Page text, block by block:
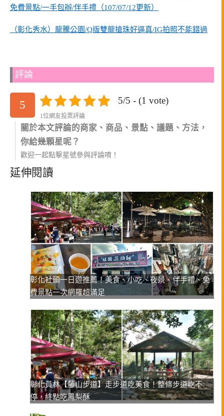
免費景點/一手包辦/伴手禮（107/07/12更新）
（彰化秀水）龍騰公園/Q版雙龍搶珠好逼真/IG拍照不能錯過
評論
5 5/5 - (1 vote)
1位網友投票評論
關於本文評論的商家、商品、景點、議題、方法，
你給幾顆星呢？
歡迎一起點擊星號參與評論唷！
延伸閱讀
彰化社頭一日遊推薦！美食、小吃、夜景、伴手禮、免
費景點一次網羅超滿足
彰化員林【藤山步道】走步道吃美食！整條步道吃不
停，終點吃鳳梨酥